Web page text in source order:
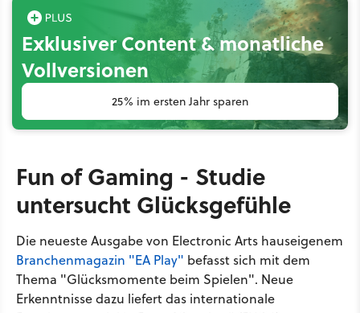
Exklusiver Content & monatliche
Vollversionen
25% im ersten Jahr sparen
Fun of Gaming - Studie
untersucht Glücksgefühle
Die neueste Ausgabe von Electronic Arts hauseigenem
Branchenmagazin "EA Play" befasst sich mit dem
Thema "Glücksmomente beim Spielen". Neue
Erkenntnisse dazu liefert das internationale